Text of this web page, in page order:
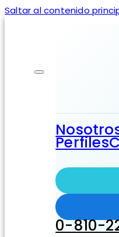
Saltar al contenido
Perfiles
0-810-